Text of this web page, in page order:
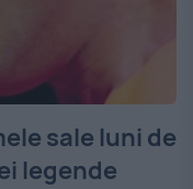
sale luni de
legende